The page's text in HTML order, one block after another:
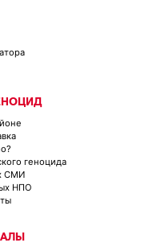
геноцида
СМИ
НПО